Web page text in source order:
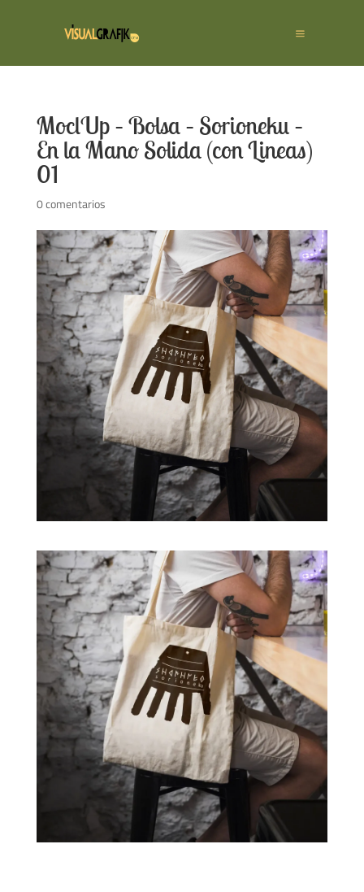
MoclUp – Bolsa – Sorioneku –
En la Mano Solida (con Lineas)
01
0 comentarios